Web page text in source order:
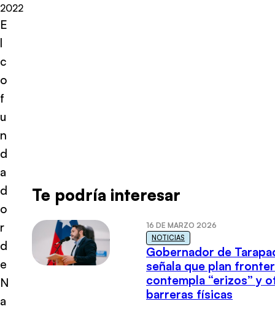
2022
E
l
c
o
f
u
n
d
a
d
o
r
d
e
N
a
Te podría interesar
16 DE MARZO 2026
NOTICIAS
Gobernador de
señala que plan
contempla “erizos” y
barreras físicas